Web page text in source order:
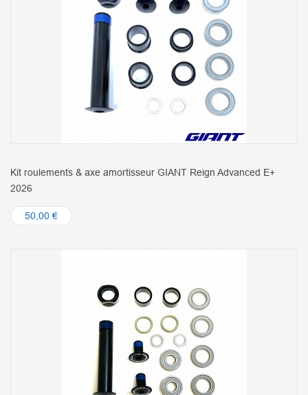
Kit roulements & axe amortisseur GIANT Reign Advanced E+
2026
50,00 €